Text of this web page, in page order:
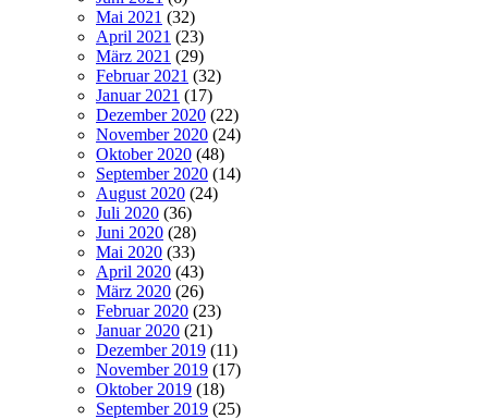
Mai 2021 (32)
April 2021 (23)
März 2021 (29)
Februar 2021 (32)
Januar 2021 (17)
Dezember 2020 (22)
November 2020 (24)
Oktober 2020 (48)
September 2020 (14)
August 2020 (24)
Juli 2020 (36)
Juni 2020 (28)
Mai 2020 (33)
April 2020 (43)
März 2020 (26)
Februar 2020 (23)
Januar 2020 (21)
Dezember 2019 (11)
November 2019 (17)
Oktober 2019 (18)
September 2019 (25)